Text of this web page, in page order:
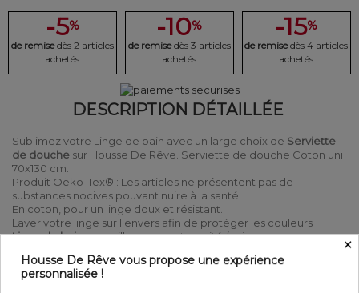
-5%
de remise dès 2 articles
achetés
-10%
de remise dès 3 articles
achetés
-15%
de remise dès 4 articles
achetés
DESCRIPTION DÉTAILLÉE
Sublimez votre Linge de bain avec un large choix de Serviette
de douche sur Housse De Rêve. Serviette de douche Coton uni
70x130 cm.
Produit Oeko-Tex® : Les articles ne présentent pas de
substances nocives pouvant nuire à la santé.
En coton, pour un linge doux et résistant.
Laver votre linge sur l'envers afin de protéger les couleurs
Linge de bainau meilleur rapport qualité / prix
100% Coton - 600 gr/m² - Liteau - Lavable jusqu'à 60°C
(avec des couleurs similaires) - Sèche linge possible -
×
Housse De Rêve vous propose une expérience
personnalisée !